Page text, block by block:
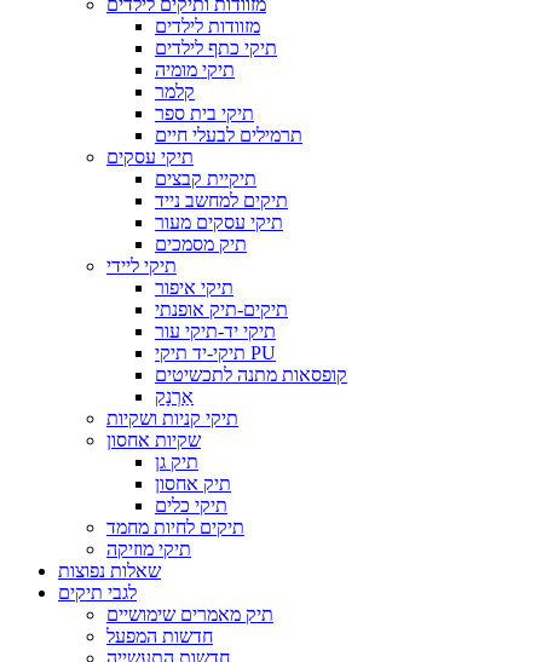
מזוודות ותיקים לילדים
מזוודות לילדים
תיקי כתף לילדים
תיקי מומיה
קלמר
תיקי בית ספר
תרמילים לבעלי חיים
תיקי עסקים
תיקיית קבצים
תיקים למחשב נייד
תיקי עסקים מעור
תיק מסמכים
תיקי ליידי
תיקי איפור
תיקים-תיק אופנתי
תיקי יד-תיקי עור
תיקי-יד תיקי PU
קופסאות מתנה לתכשיטים
אַרְנָק
תיקי קניות ושקיות
שקיות אחסון
תיק גן
תיק אחסון
תיקי כלים
תיקים לחיות מחמד
תיקי מוזיקה
שאלות נפוצות
לגבי תיקים
תיק מאמרים שימושיים
חדשות המפעל
חדשות התעשייה